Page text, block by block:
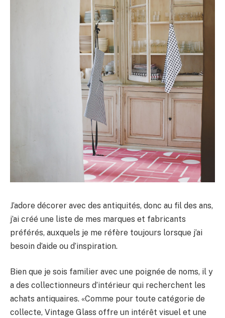
J’adore décorer avec des antiquités, donc au fil des ans,
j’ai créé une liste de mes marques et fabricants
préférés, auxquels je me réfère toujours lorsque j’ai
besoin d’aide ou d’inspiration.
Bien que je sois familier avec une poignée de noms, il y
a des collectionneurs d’intérieur qui recherchent les
achats antiquaires. «Comme pour toute catégorie de
collecte, Vintage Glass offre un intérêt visuel et une